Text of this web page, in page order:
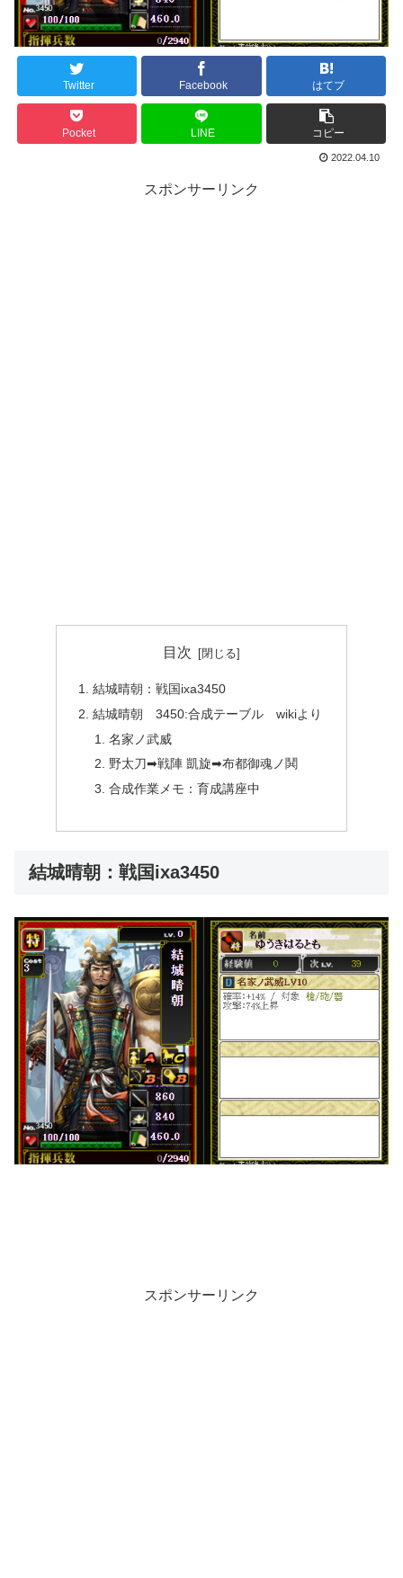
Twitter Facebook はてブ
Pocket LINE コピー
2022.04.10
スポンサーリンク
目次
結城晴朝：戦国ixa3450
結城晴朝 3450:合成テーブル wikiより
名家ノ武威
野太刀➡戦陣 凱旋➡布都御魂ノ鬨
合成作業メモ：育成講座中
結城晴朝：戦国ixa3450
スポンサーリンク